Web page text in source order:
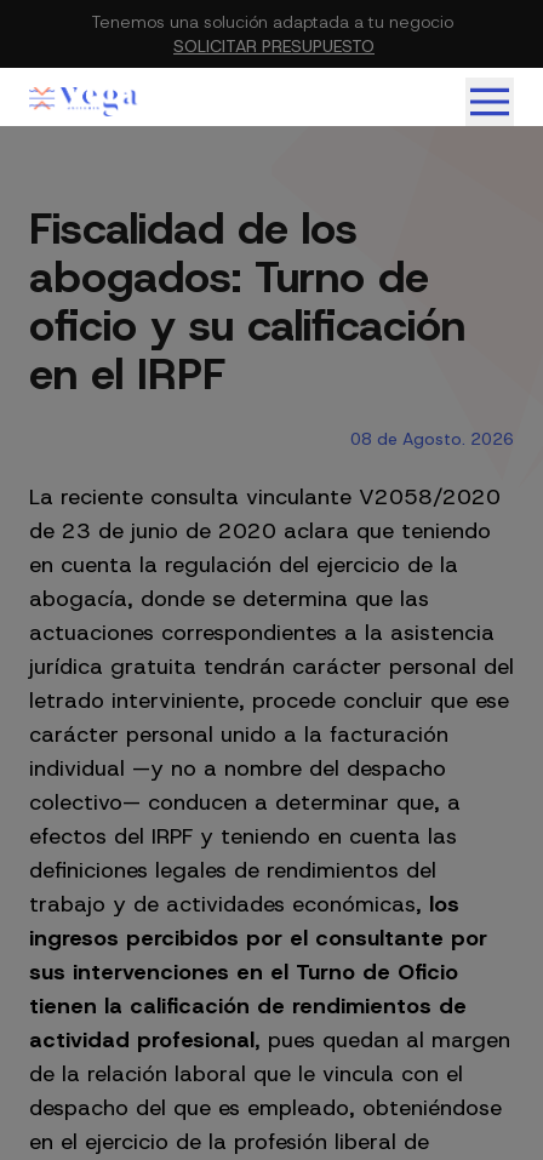
Tenemos una solución adaptada a tu negocio
SOLICITAR PRESUPUESTO
Fiscalidad de los
abogados: Turno de
oficio y su calificación
en el IRPF
08 de Agosto. 2026
La reciente consulta vinculante V2058/2020
de 23 de junio de 2020 aclara que teniendo
en cuenta la regulación del ejercicio de la
abogacía, donde se determina que las
actuaciones correspondientes a la asistencia
jurídica gratuita tendrán carácter personal del
letrado interviniente, procede concluir que ese
carácter personal unido a la facturación
individual —y no a nombre del despacho
colectivo— conducen a determinar que, a
efectos del IRPF y teniendo en cuenta las
definiciones legales de rendimientos del
trabajo y de actividades económicas, los
ingresos percibidos por el consultante por
sus intervenciones en el Turno de Oficio
tienen la calificación de rendimientos de
actividad profesional, pues quedan al margen
de la relación laboral que le vincula con el
despacho del que es empleado, obteniéndose
en el ejercicio de la profesión liberal de